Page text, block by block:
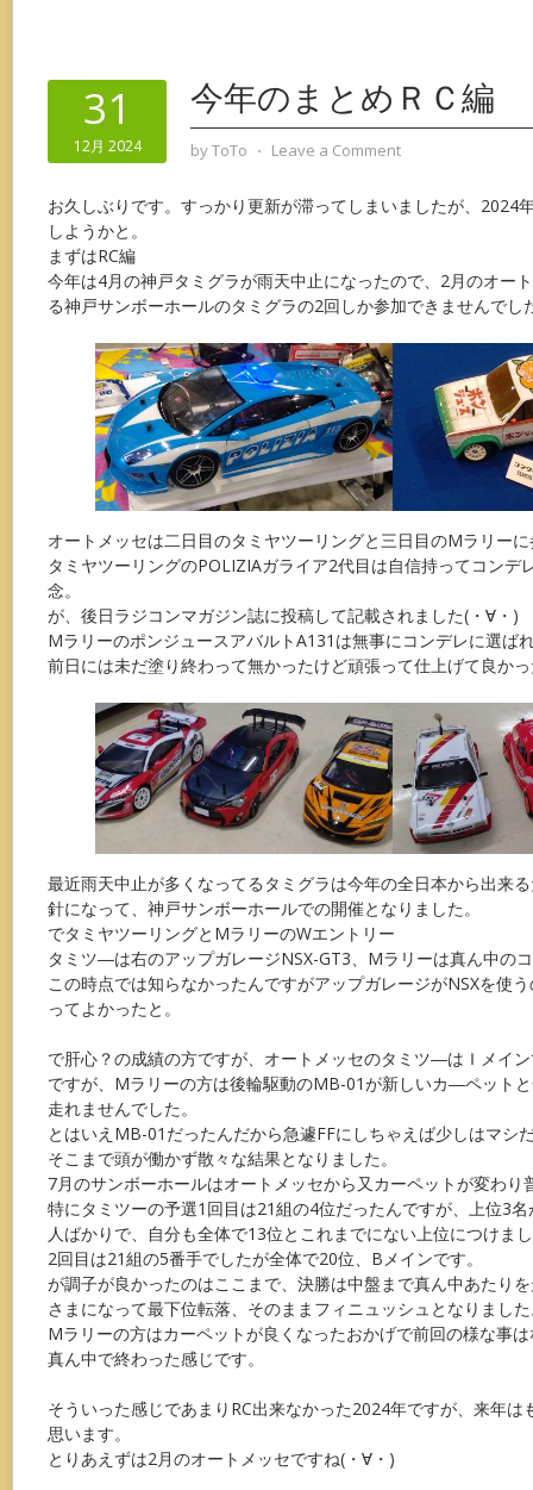
31
12月 2024
今年のまとめＲＣ編
byToTo ⋅ Leave a Comment
お久しぶりです。すっかり更新が滞ってしまいましたが、2024
しようかと。
まずはRC編
今年は4月の神戸タミグラが雨天中止になったので、2月のオー
る神戸サンボーホールのタミグラの2回しか参加できませんでし
オートメッセは二日目のタミヤツーリングと三日目のMラリー
タミヤツーリングのPOLIZIAガライア2代目は自信持ってコンデ
念。
が、後日ラジコンマガジン誌に投稿して記載されました(・∀・)
MラリーのポンジュースアバルトA131は無事にコンデレに選ば
前日には未だ塗り終わって無かったけど頑張って仕上げて良か
最近雨天中止が多くなってるタミグラは今年の全日本から出来
針になって、神戸サンボーホールでの開催となりました。
でタミヤツーリングとMラリーのWエントリー
タミツ―は右のアップガレージNSX-GT3、Mラリーは真ん中の
この時点では知らなかったんですがアップガレージがNSXを使
ってよかったと。
で肝心？の成績の方ですが、オートメッセのタミツ―はＩメイ
ですが、Mラリーの方は後輪駆動のMB-01が新しいカ―ペット
走れませんでした。
とはいえMB-01だったんだから急遽FFにしちゃえば少しはマシ
そこまで頭が働かず散々な結果となりました。
7月のサンボーホールはオートメッセから又カーペットが変わり
特にタミツーの予選1回目は21組の4位だったんですが、上位3
人ばかりで、自分も全体で13位とこれまでにない上位につけま
2回目は21組の5番手でしたが全体で20位、Bメインです。
が調子が良かったのはここまで、決勝は中盤まで真ん中あたり
さまになって最下位転落、そのままフィニュッシュとなりまし
Mラリーの方はカーペットが良くなったおかげで前回の様な事
真ん中で終わった感じです。
そういった感じであまりRC出来なかった2024年ですが、来年は
思います。
とりあえずは2月のオートメッセですね(・∀・)